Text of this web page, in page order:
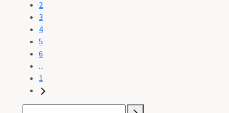
2
3
4
5
6
...
1